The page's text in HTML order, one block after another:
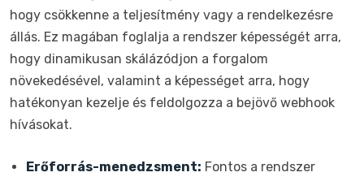
hogy csökkenne a teljesítmény vagy a rendelkezésre
állás. Ez magában foglalja a rendszer képességét arra,
hogy dinamikusan skálázódjon a forgalom
növekedésével, valamint a képességet arra, hogy
hatékonyan kezelje és feldolgozza a bejövő webhook
hívásokat.
Erőforrás-menedzsment: Fontos a rendszer